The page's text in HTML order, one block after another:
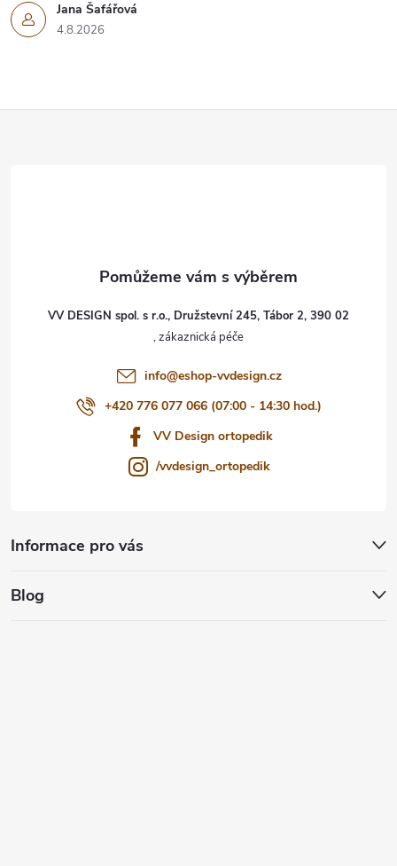
Jana Šafářová
4.8.2026
VV DESIGN spol. s r.o., Družstevní 245, Tábor 2, 390 02
info@eshop-vvdesign.cz
+420 776 077 066 (07:00 - 14:30 hod.)
VV Design ortopedik
/vvdesign_ortopedik
Informace pro vás
Blog